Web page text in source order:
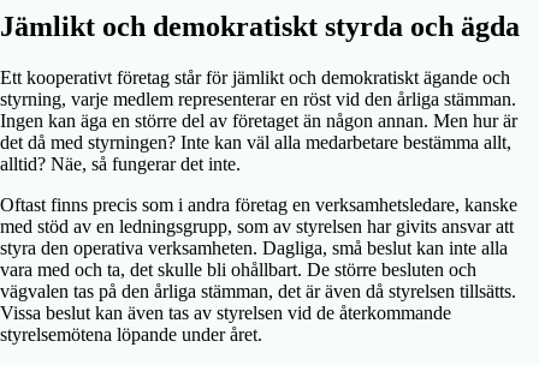
Jämlikt och demokratiskt styrda och ägda
Ett kooperativt företag står för jämlikt och demokratiskt ägande och
styrning, varje medlem representerar en röst vid den årliga stämman.
Ingen kan äga en större del av företaget än någon annan. Men hur är
det då med styrningen? Inte kan väl alla medarbetare bestämma allt,
alltid? Näe, så fungerar det inte.
Oftast finns precis som i andra företag en verksamhetsledare, kanske
med stöd av en ledningsgrupp, som av styrelsen har givits ansvar att
styra den operativa verksamheten. Dagliga, små beslut kan inte alla
vara med och ta, det skulle bli ohållbart. De större besluten och
vägvalen tas på den årliga stämman, det är även då styrelsen tillsätts.
Vissa beslut kan även tas av styrelsen vid de återkommande
styrelsemötena löpande under året.